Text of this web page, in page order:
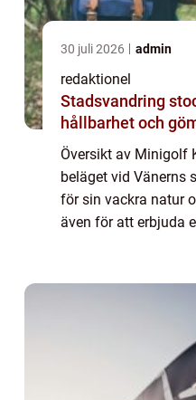
30 juli 2026 admin
redaktionel
Stadsvandring
hållbarhet och
Översikt av Minigolf
beläget vid Vänerns
för sin vackra natur
även för att erbjuda